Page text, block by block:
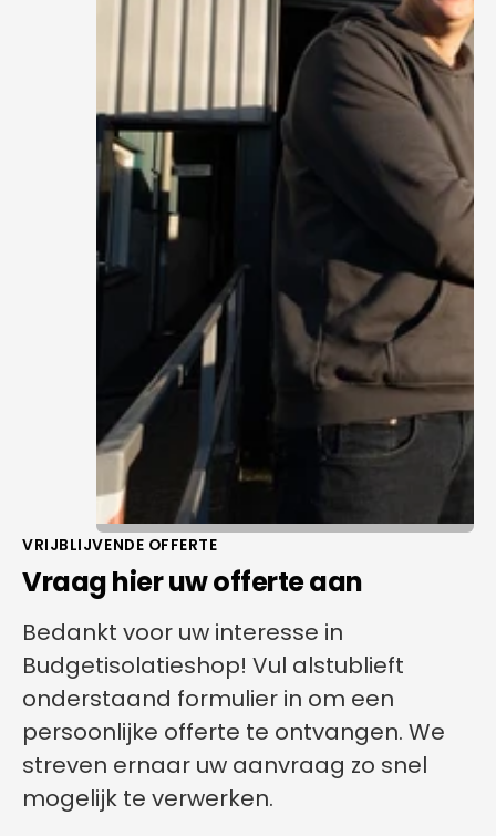
VRIJBLIJVENDE OFFERTE
Vraag hier uw offerte aan
Bedankt voor uw interesse in
Budgetisolatieshop! Vul alstublieft
onderstaand formulier in om een
persoonlijke offerte te ontvangen. We
streven ernaar uw aanvraag zo snel
mogelijk te verwerken.